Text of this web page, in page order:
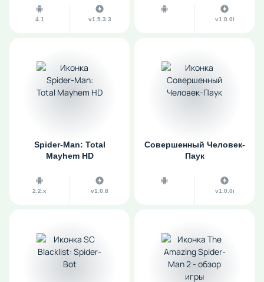
4.1 v1.5.3.3 v1.0.0i
Spider-Man: Total
Mayhem HD
2.2.x v1.0.8
Совершенный Человек-
Паук
v1.0.0i